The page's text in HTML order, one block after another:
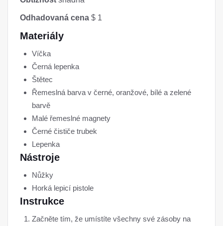
Odhadovaná cena $ 1
Materiály
Víčka
Černá lepenka
Štětec
Řemeslná barva v černé, oranžové, bílé a zelené
barvě
Malé řemeslné magnety
Černé čističe trubek
Lepenka
Nástroje
Nůžky
Horká lepicí pistole
Instrukce
Začněte tím, že umístíte všechny své zásoby na